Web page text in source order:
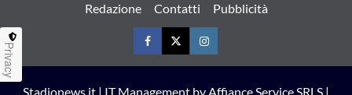
Redazione Contatti Pubblicità
FacebookTwitterInstagram
Stadionews.it | IT Management by Affiance Service SRLS |
Privacy